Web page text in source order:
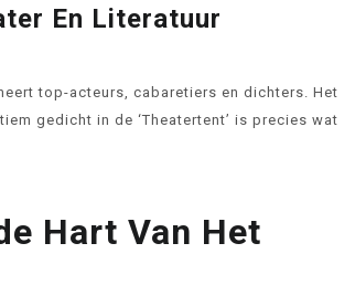
En Literatuur
top-acteurs, cabaretiers en dichters. Het
gedicht in de ‘Theatertent’ is precies wat
Hart Van Het